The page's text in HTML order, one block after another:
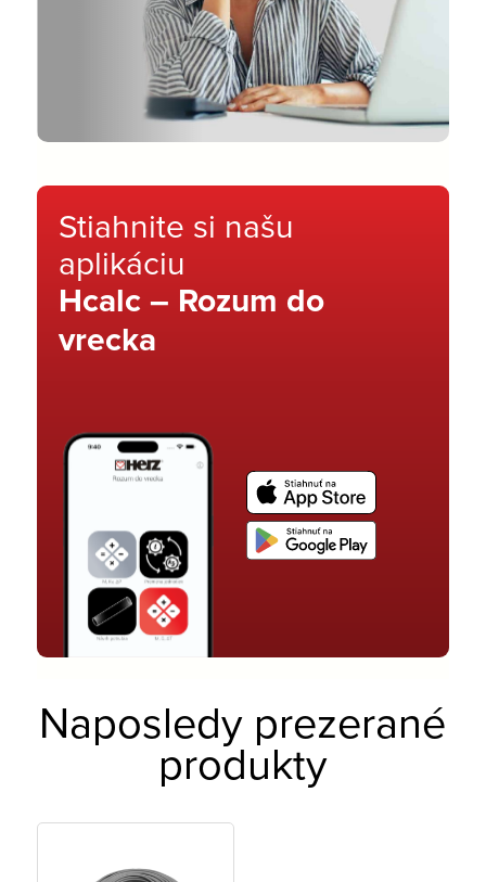
Stiahnite si našu
aplikáciu
Hcalc – Rozum do
vrecka
Naposledy prezerané
produkty